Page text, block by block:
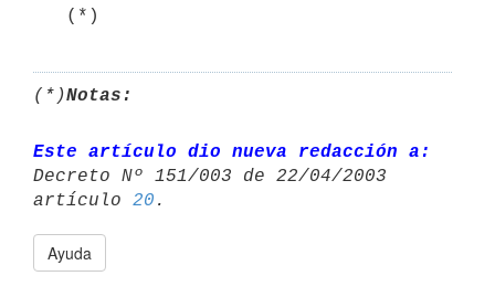
   (*)
(*)Notas:
Este artículo dio nueva redacción a:
Decreto Nº 151/003 de 22/04/2003
artículo 20
Ayuda